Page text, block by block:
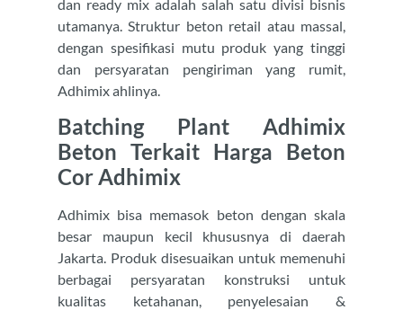
dan ready mix adalah salah satu divisi bisnis
utamanya. Struktur beton retail atau massal,
dengan spesifikasi mutu produk yang tinggi
dan persyaratan pengiriman yang rumit,
Adhimix ahlinya.
Batching Plant Adhimix
Beton Terkait Harga Beton
Cor Adhimix
Adhimix bisa memasok beton dengan skala
besar maupun kecil khususnya di daerah
Jakarta. Produk disesuaikan untuk memenuhi
berbagai persyaratan konstruksi untuk
kualitas ketahanan, penyelesaian &